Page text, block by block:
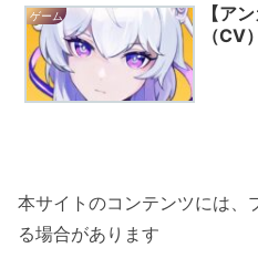
ゲーム
【ア
（CV
本サイトのコンテンツには、
る場合があります